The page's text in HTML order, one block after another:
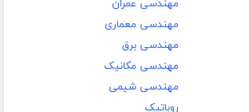
مهندسی عمران
مهندسی معماری
مهندسی برق
مهندسی مکانیک
مهندسی شیمی
روباتیک